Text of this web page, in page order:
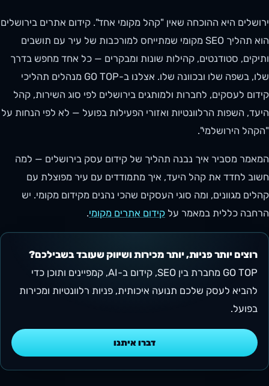
ירושלים היא ההוכחה שאין "קהל מקומי אחד". קידום אתרים בירושלים
הוא תהליך SEO מקומי שמתייחס למורכבות של עיר עם תושבים
ותיקים, סטודנטים, קהילות שונות ומבקרים — כל אחד מחפש בדרך
שלו, בשפה שלו ובכוונה שלו. אצלנו ב-GO TOP מנהלים תהליכי
קידום לעסקים, לחברות ולמותגים בירושלים לפי סוג השירות, קהל
היעד, השפות הרלוונטיות ואזורי הפעילות בפועל — לא לפי הנחות על
"הקהל הירושלמי".
המאמר מסביר איך נבנה תהליך של קידום עסק בירושלים — למה
חשוב לחדד את קהל היעד, איך מתמודדים עם עיר מפוצלת עם
קהלים מגוונים, ומה סוגי העסקים שהכי נהנים מקידום מקומי. יש
הרחבה כללית במאמר על קידום אתרים מקומי.
רוצים יותר פניות, יותר מכירות ושיווק שעובד בשבילכם?
GO TOP מחברת בין SEO, קידום ב-AI, קמפיינים ותוכן כדי
להביא לעסק שלכם תנועה איכותית, פניות רלוונטיות ומכירות
בפועל.
דברו איתנו